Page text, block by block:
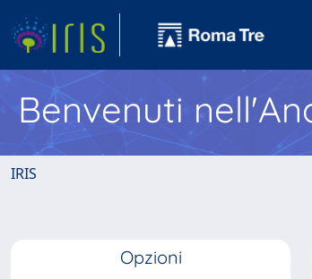
Benvenuti
IRIS
Opzioni